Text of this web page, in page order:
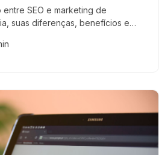
SEO e marketing de
suas diferenças, benefícios e
SaaS, ERP e fintech.